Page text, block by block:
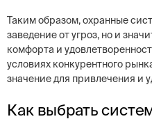
Таким образом, охранные
заведение от угроз, но и
комфорта и
условиях конкурентного
значение для привлечения и
Как выбрать